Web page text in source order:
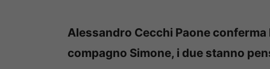
Alessandro Cecchi Paone
compagno Simone, i due stanno